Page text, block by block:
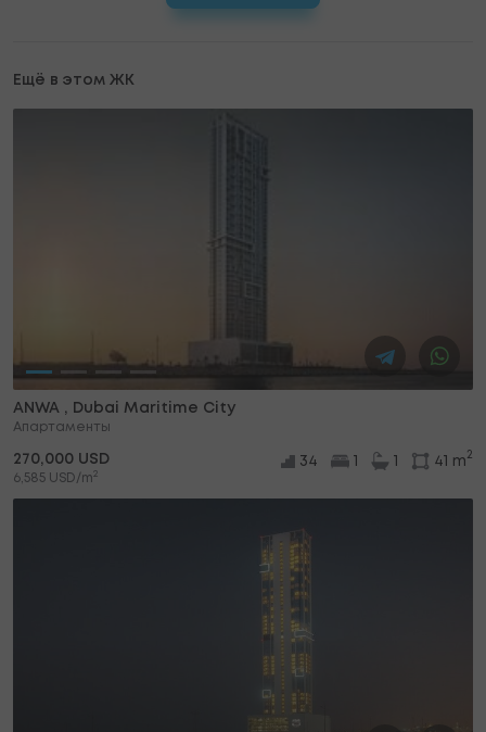
Ещё в этом ЖК
ANWA , Dubai Maritime City
Апартаменты
270,000 USD
6,585 USD/m2
34 41 m 2